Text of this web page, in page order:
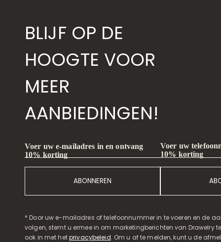
BLIJF OP DE
HOOGTE VOOR
MEER
AANBIEDINGEN!
Voer uw e-mailadres in en ontvang
10% korting
ABONNEREN
Voer uw
10% korting
* Door uw e-mailadres of telefoonnummer in te voeren en de
volgen, stemt u ermee in om marketingberichten van Drawelry
ook in met hetprivacybeleid. Om u af te melden, kunt u de